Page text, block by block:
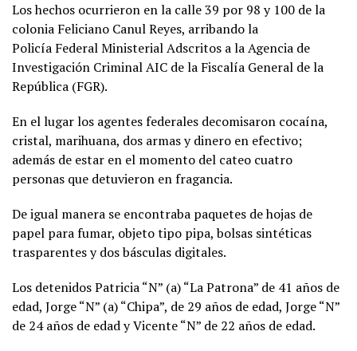
Los hechos ocurrieron en la calle 39 por 98 y 100 de la
colonia Feliciano Canul Reyes, arribando la
Policía Federal Ministerial Adscritos a la Agencia de
Investigación Criminal AIC de la Fiscalía General de la
República (FGR).
En el lugar los agentes federales decomisaron cocaína,
cristal, marihuana, dos armas y dinero en efectivo;
además de estar en el momento del cateo cuatro
personas que detuvieron en fragancia.
De igual manera se encontraba paquetes de hojas de
papel para fumar, objeto tipo pipa, bolsas sintéticas
trasparentes y dos básculas digitales.
Los detenidos Patricia “N” (a) “La Patrona” de 41 años de
edad, Jorge “N” (a) “Chipa”, de 29 años de edad, Jorge “N”
de 24 años de edad y Vicente “N” de 22 años de edad.